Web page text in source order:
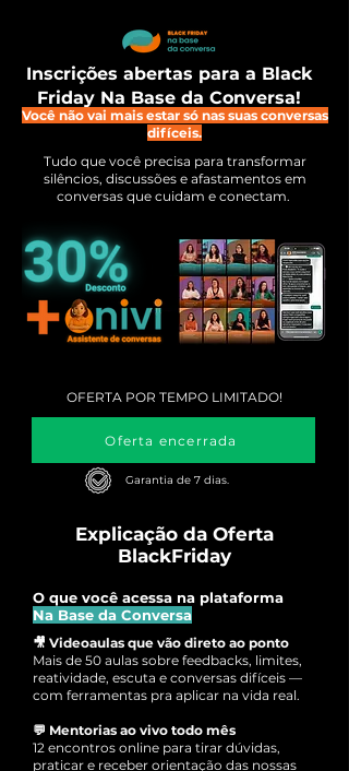
Inscrições abertas para a Black
Friday Na Base da Conversa!
Você não vai mais estar só nas suas conversas
difíceis.
Tudo que você precisa para transformar
silêncios, discussões e afastamentos em
conversas que cuidam e conectam.
OFERTA POR TEMPO LIMITADO!
Oferta encerrada
Garantia de 7 dias.
Explicação da Oferta
BlackFriday
O que você acessa na plataforma
Na Base da Conversa
🎥 Videoaulas que vão direto ao ponto
Mais de 50 aulas sobre feedbacks, limites,
reatividade, escuta e conversas difíceis —
com ferramentas pra aplicar na vida real.
💬 Mentorias ao vivo todo mês
12 encontros online para tirar dúvidas,
praticar e receber orientação das nossas